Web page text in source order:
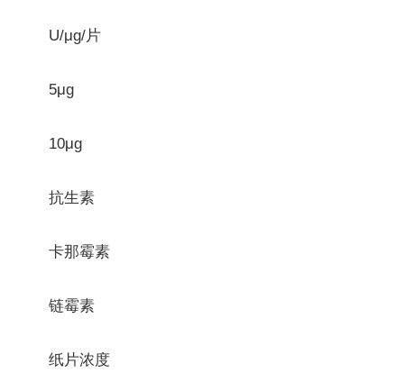
U/μg/片
5μg
10μg
抗生素
卡那霉素
链霉素
纸片浓度